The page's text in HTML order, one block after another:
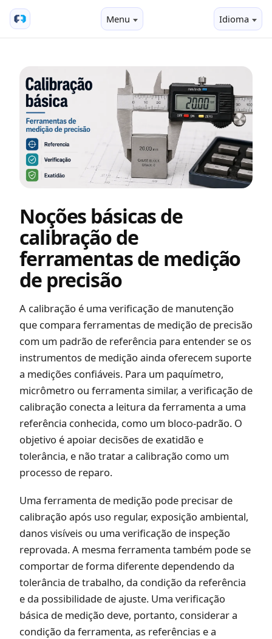
Menu Idioma
Noções básicas de
calibração de
ferramentas de medição
de precisão
A calibração é uma verificação de manutenção
que compara ferramentas de medição de precisão
com um padrão de referência para entender se os
instrumentos de medição ainda oferecem suporte
a medições confiáveis. Para um paquímetro,
micrômetro ou ferramenta similar, a verificação de
calibração conecta a leitura da ferramenta a uma
referência conhecida, como um bloco-padrão. O
objetivo é apoiar decisões de exatidão e
tolerância, e não tratar a calibração como um
processo de reparo.
Uma ferramenta de medição pode precisar de
calibração após uso regular, exposição ambiental,
danos visíveis ou uma verificação de inspeção
reprovada. A mesma ferramenta também pode se
comportar de forma diferente dependendo da
tolerância de trabalho, da condição da referência
e da possibilidade de ajuste. Uma verificação
básica de medição deve, portanto, considerar a
condição da ferramenta, as referências e a